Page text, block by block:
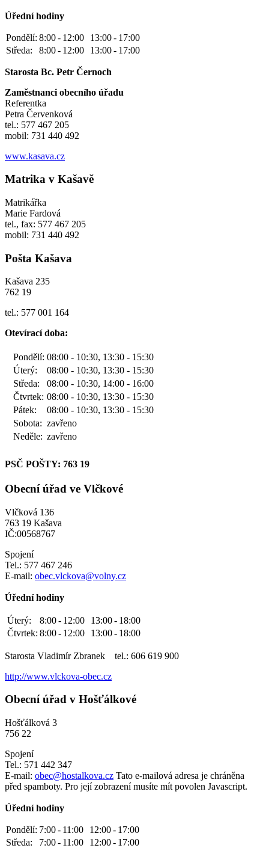
Úřední hodiny
Pondělí: 8:00- 12:00 13:00- 17:00
Středa:
8:00- 12:00 13:00- 17:00
Starosta Bc. Petr Černoch
Zaměstnanci obecního úřadu
Referentka
Petra Červenková
tel.: 577 467 205
mobil: 731 440 492
www.kasava.cz
Matrika v Kašavě
Matrikářka
Marie Fardová
tel., fax: 577 467 205
mobil: 731 440 492
Pošta Kašava
Kašava 235
762 19
tel.: 577 001 164
Otevírací doba:
Pondělí: 08:00 - 10:30, 13:30 - 15:30
Úterý:
08:00 - 10:30, 13:30 - 15:30
Středa:
08:00 - 10:30, 14:00 - 16:00
Čtvrtek: 08:00 - 10:30, 13:30 - 15:30
Pátek:
08:00 - 10:30, 13:30 - 15:30
Sobota: zavřeno
Neděle: zavřeno
PSČ POŠTY: 763 19
Obecní úřad ve Vlčkové
Vlčková 136
763 19 Kašava
IČ:00568767
Spojení
Tel.: 577 467 246
E-mail: obec.vlckova@volny.cz
Úřední hodiny
Úterý: 8:00- 12:00 13:00- 18:00
Čtvrtek: 8:00- 12:00 13:00- 18:00
Starosta Vladimír Zbranek tel.: 606 619 900
http://www.vlckova-obec.cz
Obecní úřad v Hošťálkové
Hošťálková 3
756 22
Spojení
Tel.: 571 442 347
E-mail: obec@hostalkova.cz Tato e-mailová adresa je chráněna
před spamboty. Pro její zobrazení musíte mít povolen Javascript.
Úřední hodiny
Pondělí: 7:00- 11:00 12:00- 17:00
Středa:
7:00- 11:00 12:00- 17:00